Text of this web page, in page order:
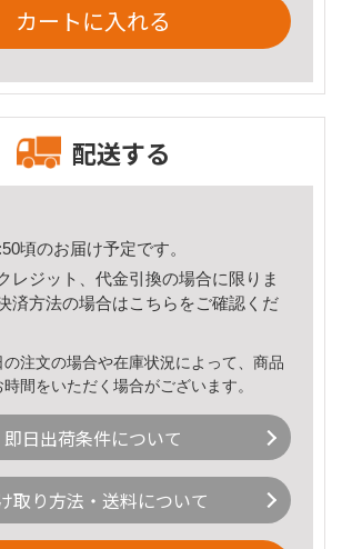
カートに入れる
配送する
頃のお届け予定です。
レジット、代金引換の場合に限りま
済方法の場合はこちら をご確認くだ
注文の場合や在庫状況によって、商品
間をいただく場合がございます。
即日出荷条件について
取り方法・送料について